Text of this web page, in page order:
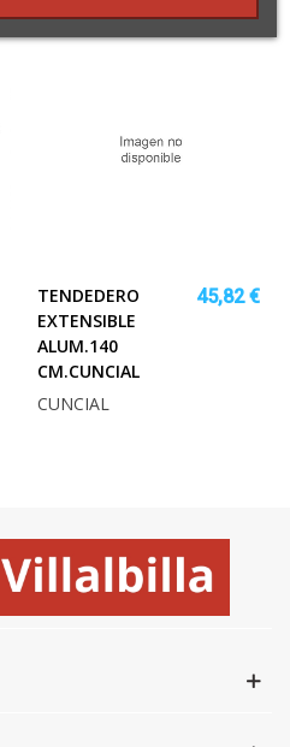
TENDEDERO
EXTENSIBLE
ALUM.140
CM.CUNCIAL
45,82 €
CUNCIAL